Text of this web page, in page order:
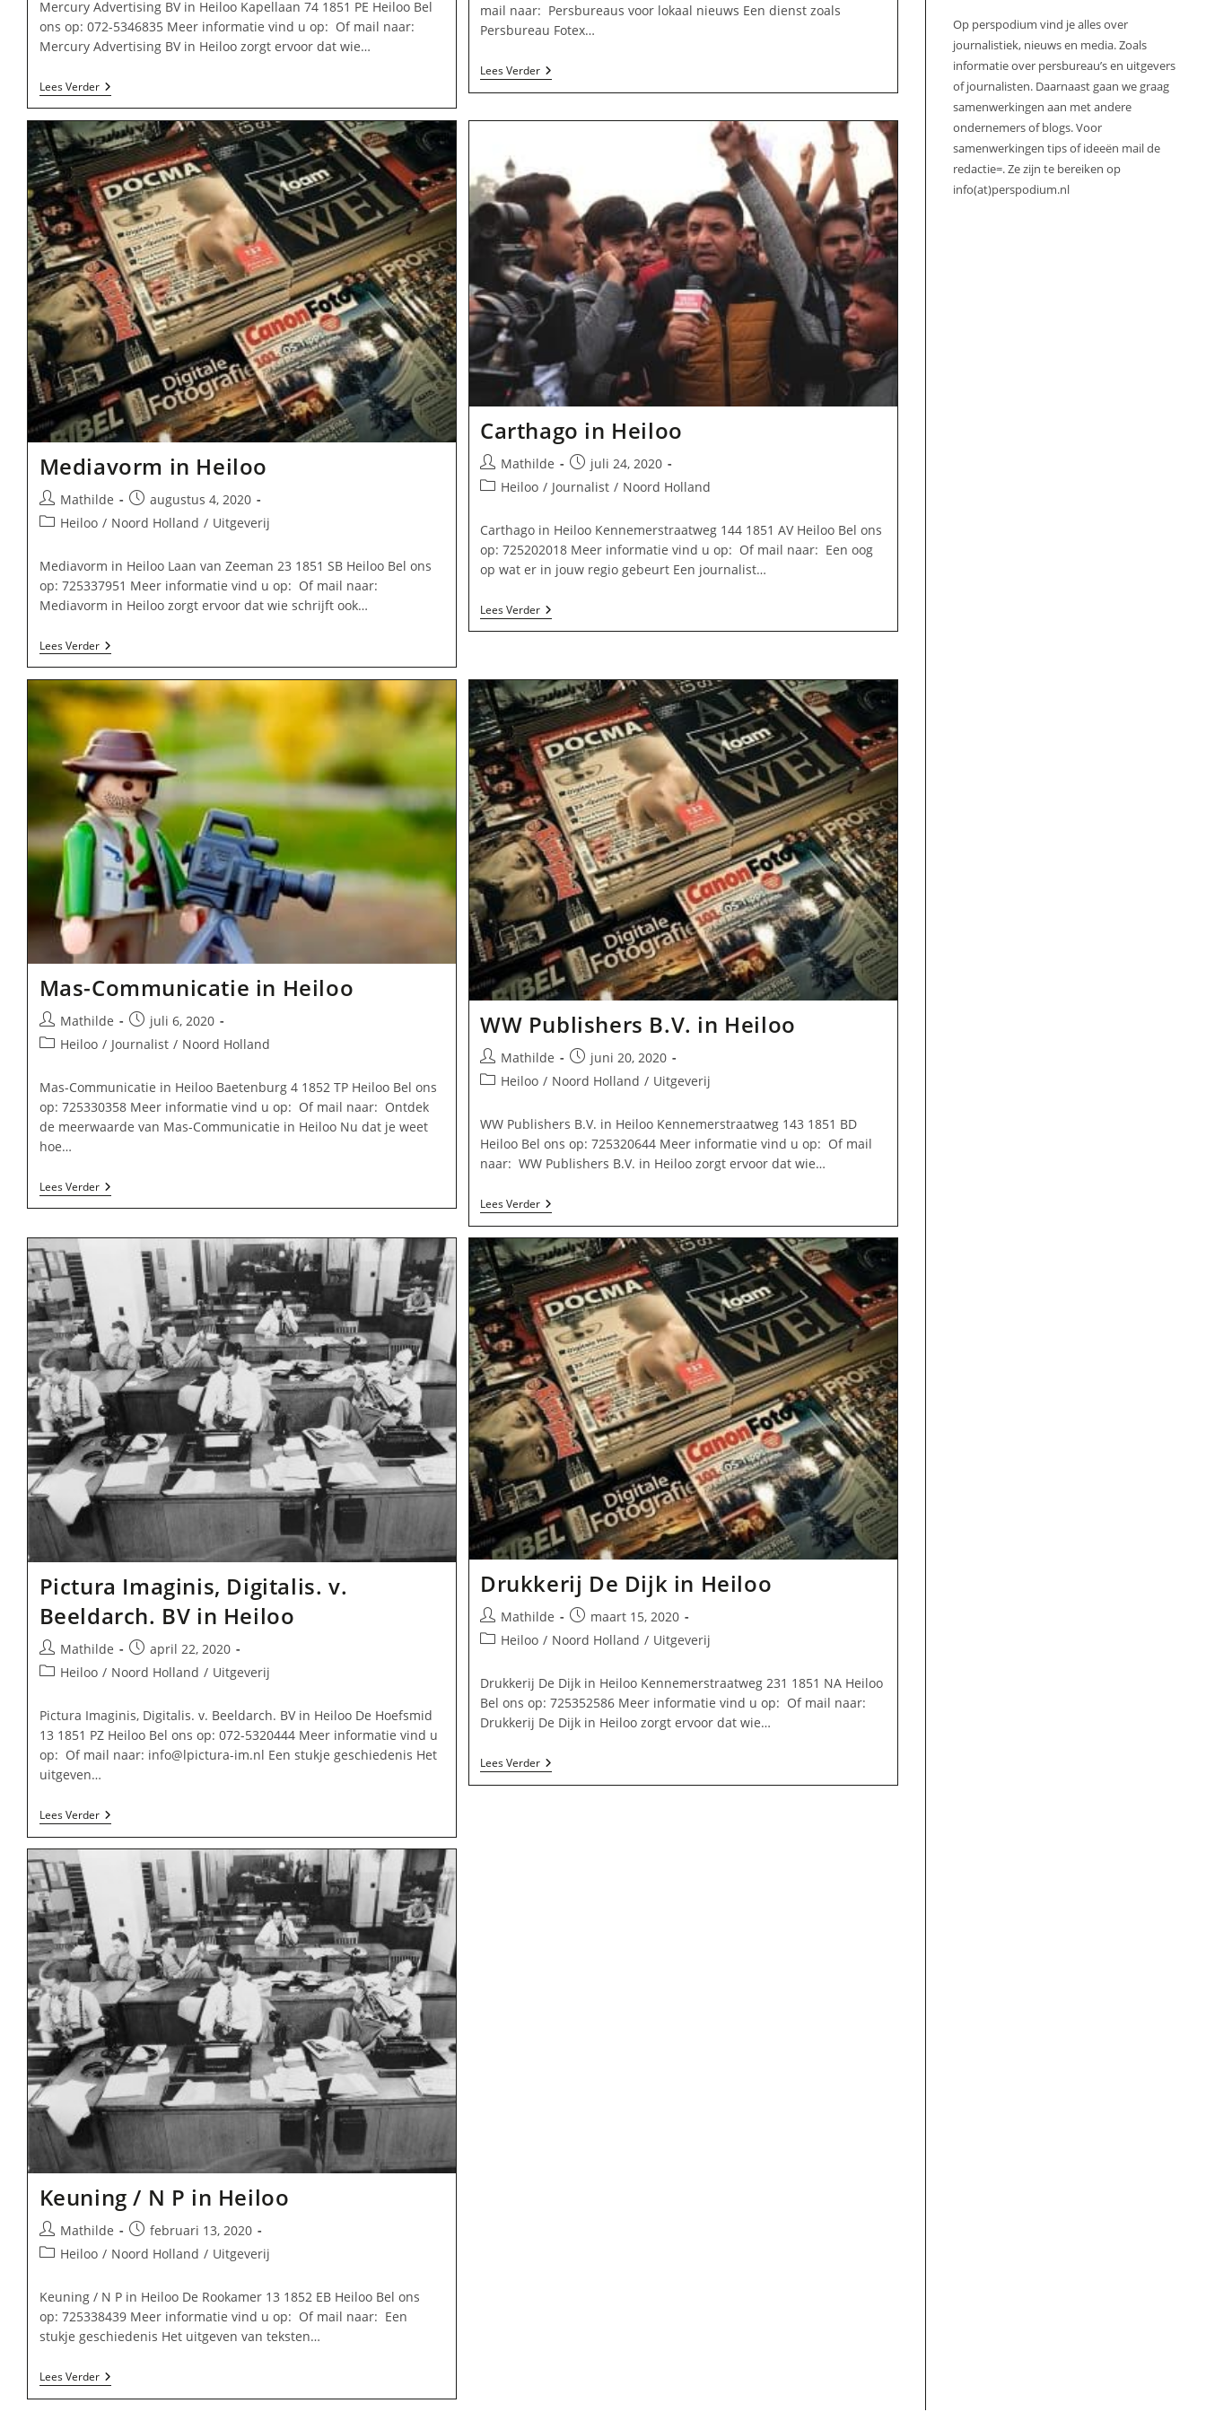
Mercury Advertising BV in Heiloo Kapellaan 74 1851 PE Heiloo Bel
ons op: 072-5346835 Meer informatie vind u op: Of mail naar:
Mercury Advertising BV in Heiloo zorgt ervoor dat wie…
Lees VerderMercury
Advertising
In
Heiloo
mail naar: Persbureaus voor lokaal nieuws Een dienst zoals
Persbureau Fotex…
Lees VerderPersbureau
Fotex
Limmen
Mediavorm in Heiloo
Bericht
auteur:
Mathilde
Bericht
gepubliceerd
augustus 4, 2020
Berichtcategorie:
Heiloo / Noord Holland / Uitgeverij
Mediavorm in Heiloo Laan van Zeeman 23 1851 SB Heiloo Bel ons
op: 725337951 Meer informatie vind u op: Of mail naar:
Mediavorm in Heiloo zorgt ervoor dat wie schrijft ook…
Lees VerderMediavorm
In
Carthago in Heiloo
Bericht
auteur:
Mathilde
Bericht
gepubliceerd
juli 24, 2020
Berichtcategorie:
Heiloo / Journalist / Noord Holland
Carthago in Heiloo Kennemerstraatweg 144 1851 AV Heiloo Bel ons
op: 725202018 Meer informatie vind u op: Of mail naar: Een oog
op wat er in jouw regio gebeurt Een journalist…
Lees VerderCarthago
In
Mas-Communicatie in Heiloo
Bericht
auteur:
Mathilde
Bericht
gepubliceerd
juli 6, 2020
Berichtcategorie:
Heiloo / Journalist / Noord Holland
Mas-Communicatie in Heiloo Baetenburg 4 1852 TP Heiloo Bel ons
op: 725330358 Meer informatie vind u op: Of mail naar: Ontdek
de meerwaarde van Mas-Communicatie in Heiloo Nu dat je weet
hoe…
Lees VerderMas-
Communicatie
WW Publishers B.V. in Heiloo
Bericht
auteur:
Mathilde
Bericht
gepubliceerd
juni 20, 2020
Berichtcategorie:
Heiloo / Noord Holland / Uitgeverij
WW Publishers B.V. in Heiloo Kennemerstraatweg 143 1851 BD
Heiloo Bel ons op: 725320644 Meer informatie vind u op: Of mail
naar: WW Publishers B.V. in Heiloo zorgt ervoor dat wie…
Lees VerderWW
Publishers
In
Heiloo
Pictura Imaginis, Digitalis. v.
Beeldarch. BV in Heiloo
Bericht
auteur:
Mathilde
Bericht
gepubliceerd
april 22, 2020
Berichtcategorie:
Heiloo / Noord Holland / Uitgeverij
Pictura Imaginis, Digitalis. v. Beeldarch. BV in Heiloo De Hoefsmid
13 1851 PZ Heiloo Bel ons op: 072-5320444 Meer informatie vind u
op: Of mail naar: info@lpictura-im.nl Een stukje geschiedenis Het
uitgeven…
Lees VerderPictura
Imaginis,
Beeldarch.
Heiloo
Drukkerij De Dijk in Heiloo
Bericht
auteur:
Mathilde
Bericht
gepubliceerd
maart 15, 2020
Berichtcategorie:
Heiloo / Noord Holland / Uitgeverij
Drukkerij De Dijk in Heiloo Kennemerstraatweg 231 1851 NA Heiloo
Bel ons op: 725352586 Meer informatie vind u op: Of mail naar:
Drukkerij De Dijk in Heiloo zorgt ervoor dat wie…
Lees VerderDrukkerij
De
Dijk
Keuning / N P in Heiloo
Bericht
auteur:
Mathilde
Bericht
gepubliceerd
februari 13, 2020
Berichtcategorie:
Heiloo / Noord Holland / Uitgeverij
Keuning / N P in Heiloo De Rookamer 13 1852 EB Heiloo Bel ons
op: 725338439 Meer informatie vind u op: Of mail naar: Een
stukje geschiedenis Het uitgeven van teksten…
Lees VerderKeuning
/
N
Op perspodium vind je alles over
journalistiek, nieuws en media. Zoals
informatie over persbureau’s en uitgevers
of journalisten. Daarnaast gaan we graag
samenwerkingen aan met andere
ondernemers of blogs. Voor
samenwerkingen tips of ideeën mail de
redactie=. Ze zijn te bereiken op
info(at)perspodium.nl